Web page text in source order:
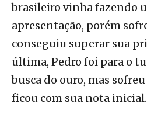
brasileiro vinha fazendo
apresentação, porém
conseguiu superar sua
última, Pedro foi para o
busca do ouro, mas
ficou com sua nota inicial.